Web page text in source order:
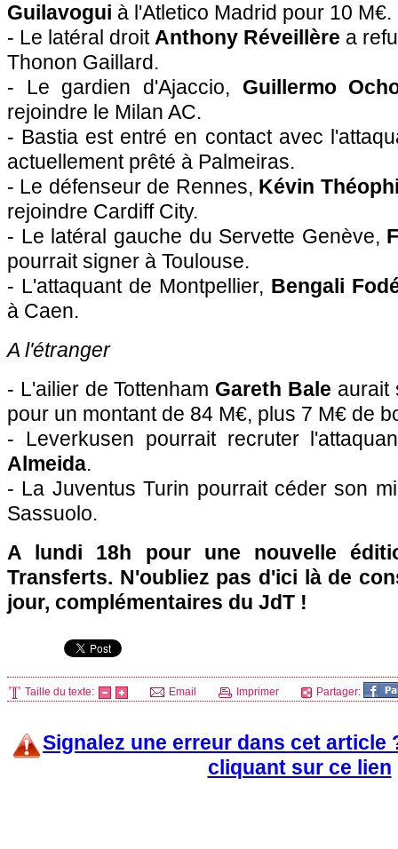
Guilavogui à l'Atletico Madrid pour 10 M€.
- Le latéral droit Anthony Réveillère a
Thonon Gaillard.
- Le gardien d'Ajaccio, Guillermo
rejoindre le Milan AC.
- Bastia est entré en contact avec
actuellement prêté à Palmeiras.
- Le défenseur de Rennes, Kévin
rejoindre Cardiff City.
- Le latéral gauche du Servette Genève,
pourrait signer à Toulouse.
- L'attaquant de Montpellier, Bengali
à Caen.
A l'étranger
- L'ailier de Tottenham Gareth Bale aurait
pour un montant de 84 M€, plus 7 M€ de
- Leverkusen pourrait recruter
Almeida.
- La Juventus Turin pourrait céder son
Sassuolo.
A lundi 18h pour une nouvelle
Transferts. N'oubliez pas d'ici là de
jour, complémentaires du JdT !
Taille du texte: Email Imprimer Partager:
Signalez une erreur dans cet article
cliquant sur ce lien